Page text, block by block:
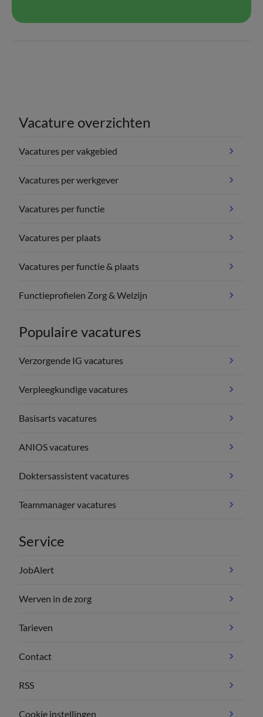
Vacature overzichten
Vacatures per vakgebied
Vacatures per werkgever
Vacatures per functie
Vacatures per plaats
Vacatures per functie & plaats
Functieprofielen Zorg & Welzijn
Populaire vacatures
Verzorgende IG vacatures
Verpleegkundige vacatures
Basisarts vacatures
ANIOS vacatures
Doktersassistent vacatures
Teammanager vacatures
Service
JobAlert
Werven in de zorg
Tarieven
Contact
RSS
Cookie instellingen